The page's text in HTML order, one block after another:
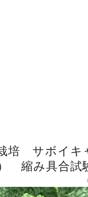
培 サボイキ
縮み具合試